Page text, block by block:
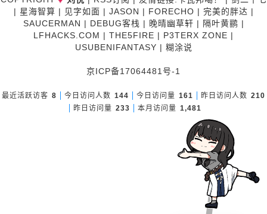
| 星海智算 | 见字如面 | JASON | FORECHO | 完美的胖达 |
SAUCERMAN | DEBUG客栈 | 晚晴幽草轩 | 隔叶黄鹂 |
LFHACKS.COM | THE5FIRE | P3TERX ZONE |
USUBENIFANTASY | 糊涂说
京ICP备17064481号-1
最近活跃访客 8 今日访问人数 144 今日访问量 161 昨日访问人数 210
昨日访问量 233 本月访问量 1,481